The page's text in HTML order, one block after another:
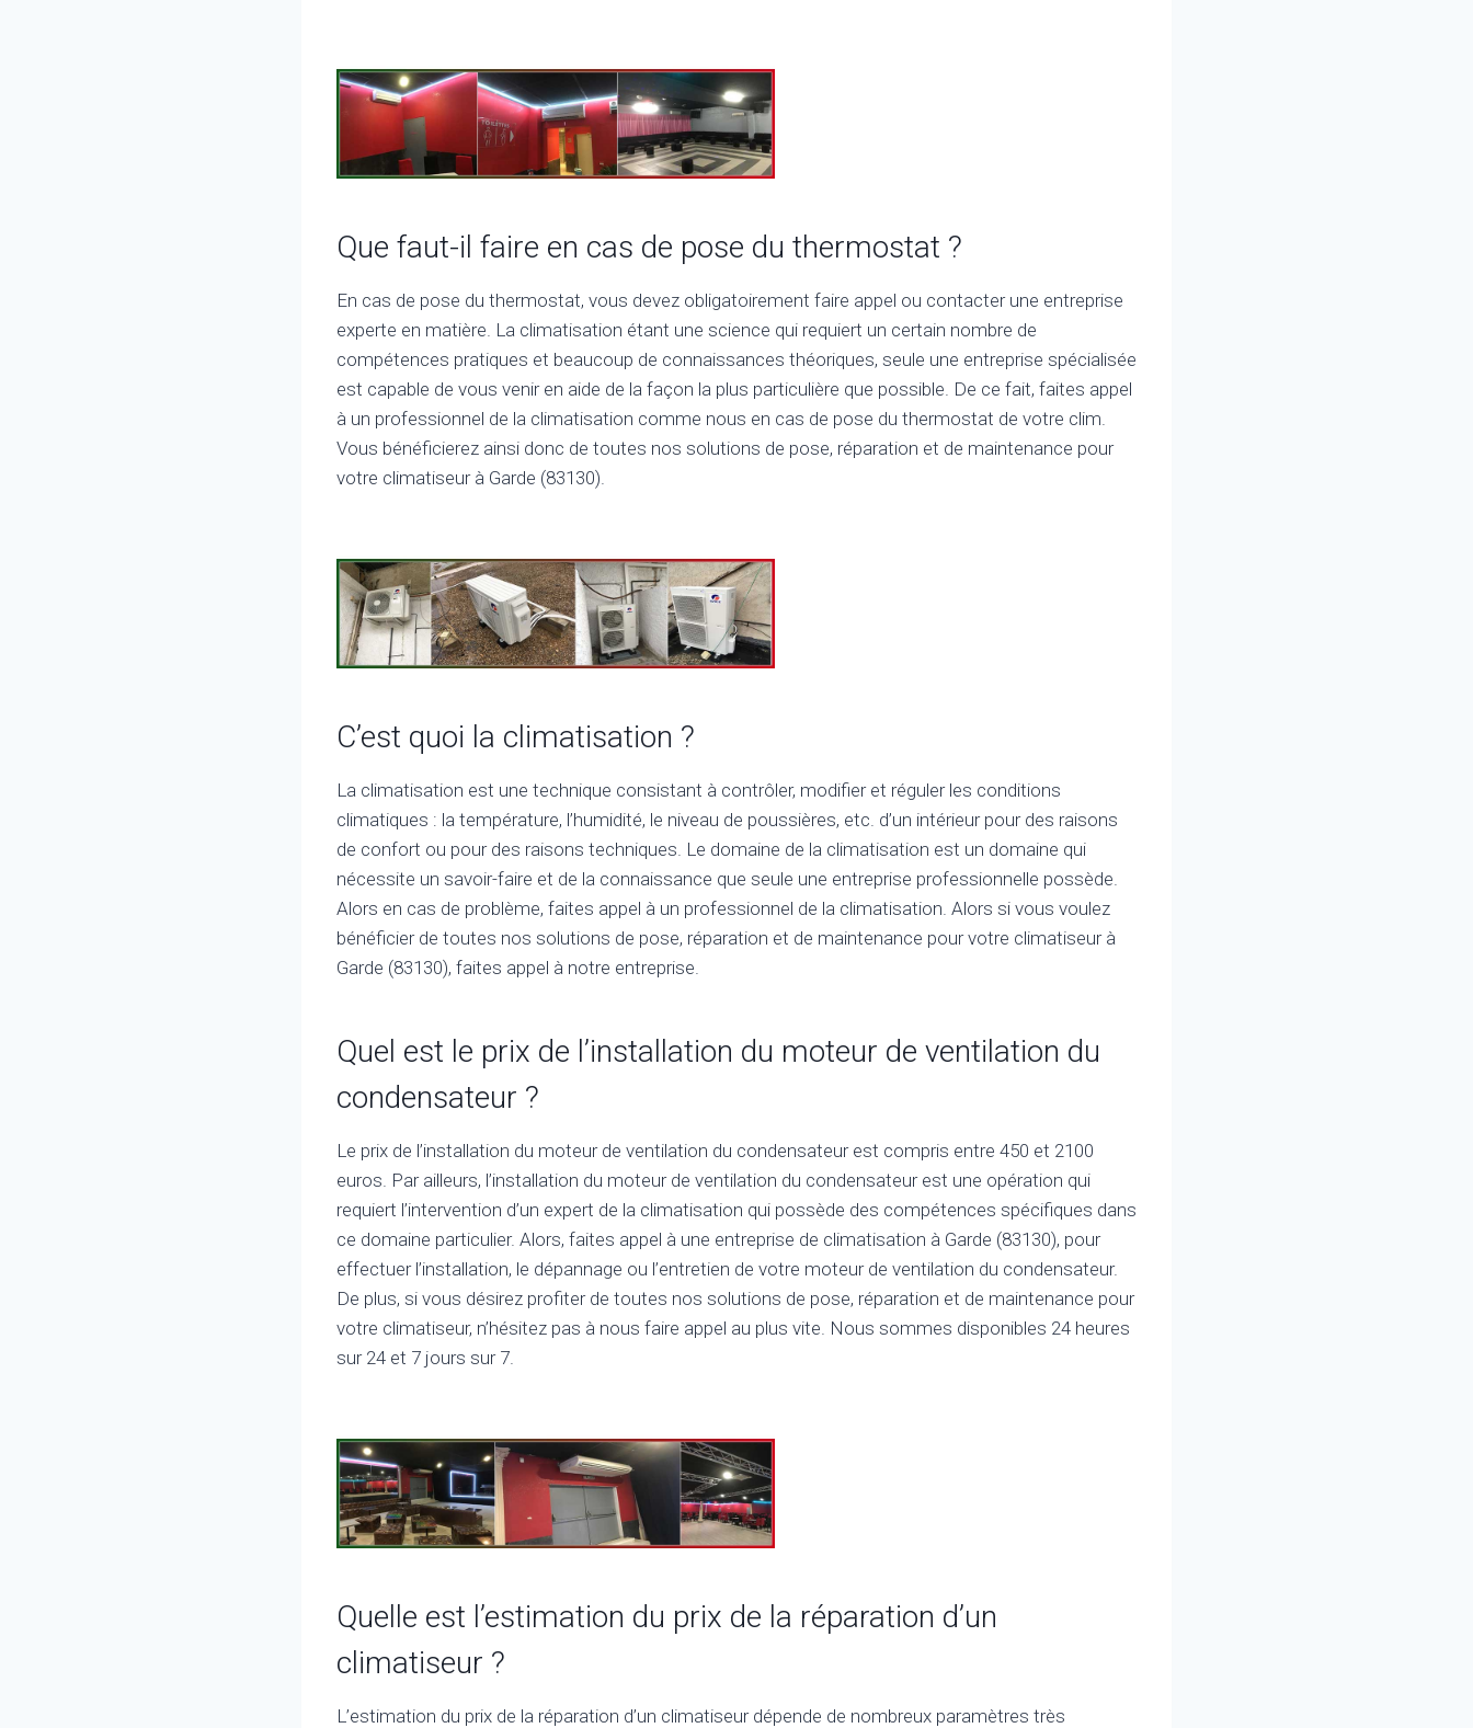
Que faut-il faire en cas de pose du thermostat ?
En cas de pose du thermostat, vous devez obligatoirement faire appel ou contacter une entreprise
experte en matière. La climatisation étant une science qui requiert un certain nombre de
compétences pratiques et beaucoup de connaissances théoriques, seule une entreprise spécialisée
est capable de vous venir en aide de la façon la plus particulière que possible. De ce fait, faites appel
à un professionnel de la climatisation comme nous en cas de pose du thermostat de votre clim.
Vous bénéficierez ainsi donc de toutes nos solutions de pose, réparation et de maintenance pour
votre climatiseur à Garde (83130).
C’est quoi la climatisation ?
La climatisation est une technique consistant à contrôler, modifier et réguler les conditions
climatiques : la température, l’humidité, le niveau de poussières, etc. d’un intérieur pour des raisons
de confort ou pour des raisons techniques. Le domaine de la climatisation est un domaine qui
nécessite un savoir-faire et de la connaissance que seule une entreprise professionnelle possède.
Alors en cas de problème, faites appel à un professionnel de la climatisation. Alors si vous voulez
bénéficier de toutes nos solutions de pose, réparation et de maintenance pour votre climatiseur à
Garde (83130), faites appel à notre entreprise.
Quel est le prix de l’installation du moteur de ventilation du
condensateur ?
Le prix de l’installation du moteur de ventilation du condensateur est compris entre 450 et 2100
euros. Par ailleurs, l’installation du moteur de ventilation du condensateur est une opération qui
requiert l’intervention d’un expert de la climatisation qui possède des compétences spécifiques dans
ce domaine particulier. Alors, faites appel à une entreprise de climatisation à Garde (83130), pour
effectuer l’installation, le dépannage ou l’entretien de votre moteur de ventilation du condensateur.
De plus, si vous désirez profiter de toutes nos solutions de pose, réparation et de maintenance pour
votre climatiseur, n’hésitez pas à nous faire appel au plus vite. Nous sommes disponibles 24 heures
sur 24 et 7 jours sur 7.
Quelle est l’estimation du prix de la réparation d’un
climatiseur ?
L’estimation du prix de la réparation d’un climatiseur dépende de nombreux paramètres très